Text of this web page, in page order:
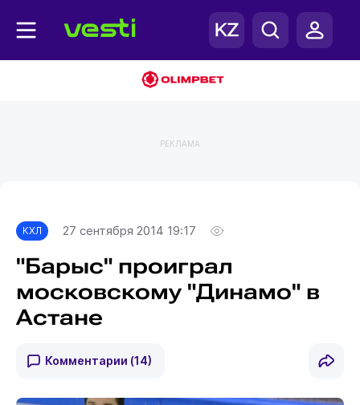
РЕКЛАМА
КХЛ 27 сентября 2014 19:17
"Барыс" проиграл
московскому "Динамо" в
Астане
Комментарии (14)